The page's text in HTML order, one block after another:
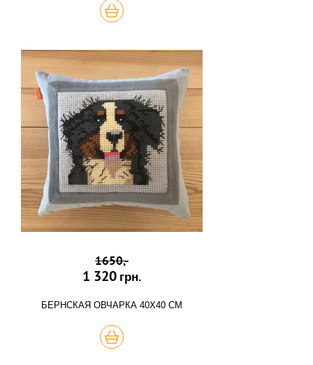
КУПИТЬ
1650,-
1 320 грн.
БЕРНСКАЯ ОВЧАРКА 40Х40 СМ
КУПИТЬ